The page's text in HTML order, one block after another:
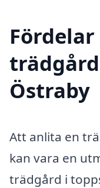
Östraby
Att anlita en
kan vara en
trädgård i